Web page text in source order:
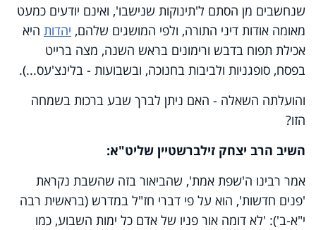
שנחשבים מן הסתם ל'תינוקות שנישבו', ואינם יודעים כמעט
מאומה אודות דיני התורה, ולפי המושגים שלהם, יהדות היא
אכילת תפוח בדבש ורימונים בראש השנה, מצה ברייט
בפסח, סופגניות ולביבות בחנוכה, ובשבועות - בלינצ'עס...).
והועלתה השאלה - האם ניתן לברך שבע ברכות בשמחה
הזו?
השיב הרב יצחק זילברשטיין שליט"א:
אמר רבינו ה'שפת אמת', שהביאור בזה שהשבת נקראת
'פנים חדשות', הוא על פי דברי חז"ל במדרש (בראשית רבה
י"א-ב'): 'לא דומה אור פניו של אדם כל ימות השבוע, כמו